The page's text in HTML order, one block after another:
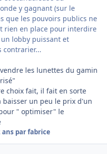
y gagnant (sur le
que les pouvoirs publics ne
rien en place pour interdire
lobby puissant et
contrarier...
les lunettes du gamin
choix fait, il fait en sorte
un peu le prix d'un
" optimiser" le
ans par fabrice